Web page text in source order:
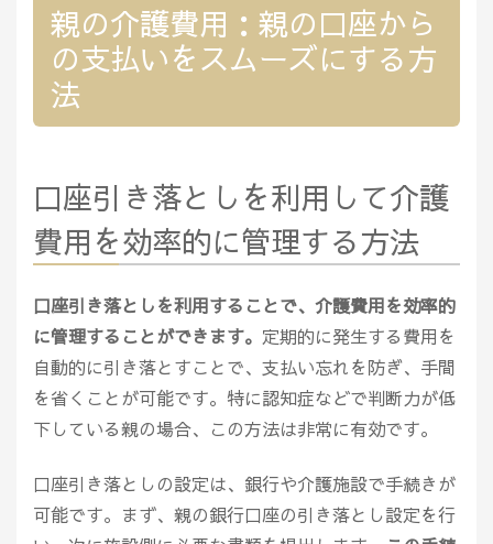
親の介護費用：親の口座から
の支払いをスムーズにする方
法
口座引き落としを利用して介護
費用を効率的に管理する方法
口座引き落としを利用することで、介護費用を効率的
に管理することができます。 定期的に発生する費用を
自動的に引き落とすことで、支払い忘れを防ぎ、手間
を省くことが可能です。特に認知症などで判断力が低
下している親の場合、この方法は非常に有効です。
口座引き落としの設定は、銀行や介護施設で手続きが
可能です。まず、親の銀行口座の引き落とし設定を行